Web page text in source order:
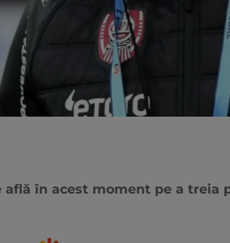
în acest moment pe a treia